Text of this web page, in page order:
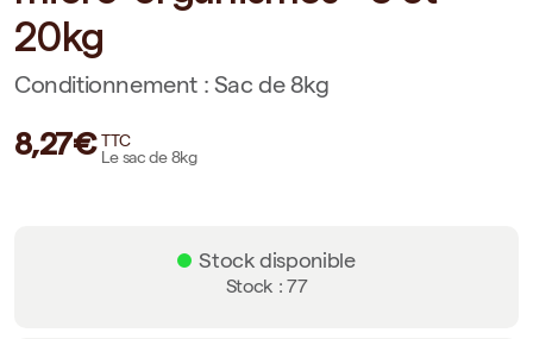
20kg
Conditionnement : Sac de 8kg
8,27€ TTC
Le sac de 8kg
Stock disponible
Stock : 77